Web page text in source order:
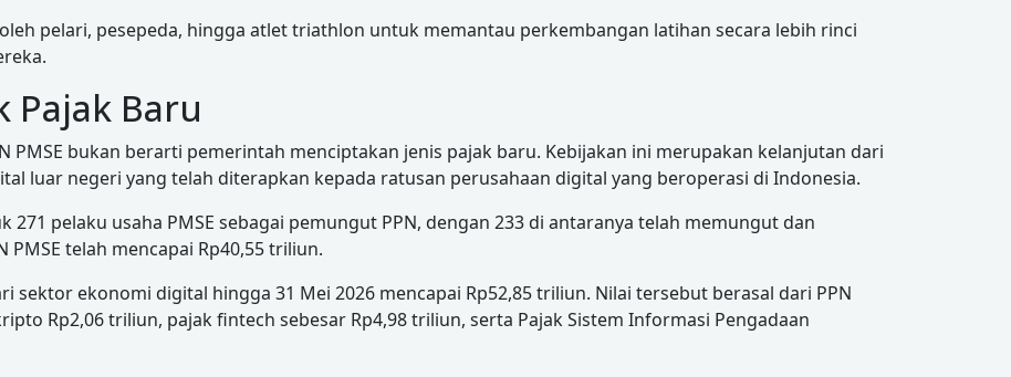
pelari, pesepeda, hingga atlet triathlon untuk memantau perkembangan latihan secara lebih rinci
Pajak Baru
PMSE bukan berarti pemerintah menciptakan jenis pajak baru. Kebijakan ini merupakan kelanjutan dari
luar negeri yang telah diterapkan kepada ratusan perusahaan digital yang beroperasi di Indonesia.
271 pelaku usaha PMSE sebagai pemungut PPN, dengan 233 di antaranya telah memungut dan
telah mencapai Rp40,55 triliun.
sektor ekonomi digital hingga 31 Mei 2026 mencapai Rp52,85 triliun. Nilai tersebut berasal dari PPN
Rp2,06 triliun, pajak fintech sebesar Rp4,98 triliun, serta Pajak Sistem Informasi Pengadaan